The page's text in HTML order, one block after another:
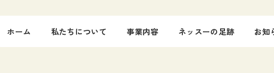
ホーム 私たちについて 事業内容 ネッスーの足跡 お知